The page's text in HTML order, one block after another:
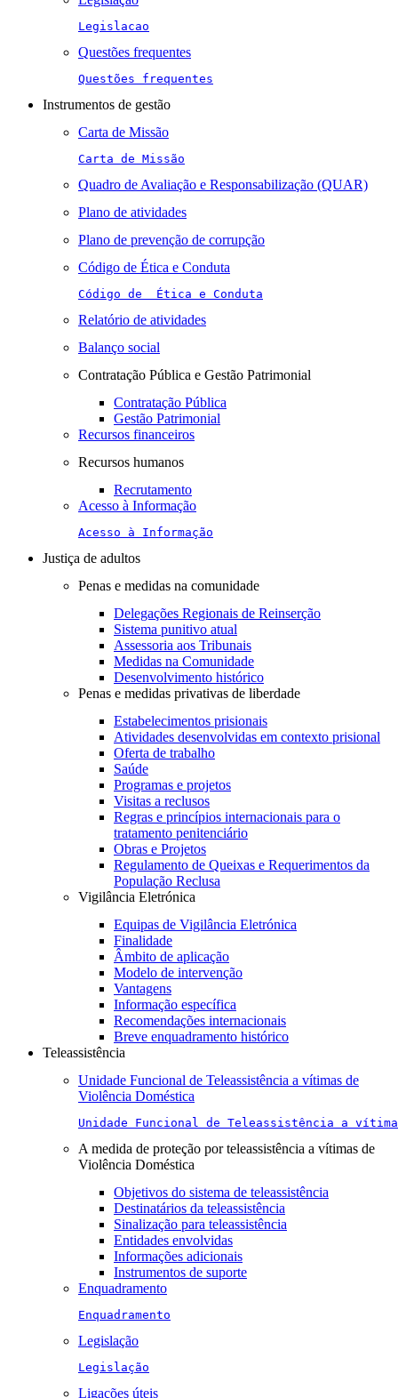
Legislacao
Questões frequentes
Questões frequentes
Instrumentos de gestão
Carta de Missão
Carta de Missão
Quadro de Avaliação e Responsabilização (QUAR)
Plano de atividades
Plano de prevenção de corrupção
Código de Ética e Conduta
Código de  Ética e Conduta
Relatório de atividades
Balanço social
Contratação Pública e Gestão Patrimonial
Contratação Pública
Gestão Patrimonial
Recursos financeiros
Recursos humanos
Recrutamento
Acesso à Informação
Acesso à Informação
Justiça de adultos
Penas e medidas na comunidade
Delegações Regionais de Reinserção
Sistema punitivo atual
Assessoria aos Tribunais
Medidas na Comunidade
Desenvolvimento histórico
Penas e medidas privativas de liberdade
Estabelecimentos prisionais
Atividades desenvolvidas em contexto prisional
Oferta de trabalho
Saúde
Programas e projetos
Visitas a reclusos
Regras e princípios internacionais para o
tratamento penitenciário
Obras e Projetos
Regulamento de Queixas e Requerimentos da
População Reclusa
Vigilância Eletrónica
Equipas de Vigilância Eletrónica
Finalidade
Âmbito de aplicação
Modelo de intervenção
Vantagens
Informação específica
Recomendações internacionais
Breve enquadramento histórico
Teleassistência
Unidade Funcional de Teleassistência a vítimas de
Violência Doméstica
Unidade Funcional de Teleassistência a
A medida de proteção por teleassistência a vítimas de
Violência Doméstica
Objetivos do sistema de teleassistência
Destinatários da teleassistência
Sinalização para teleassistência
Entidades envolvidas
Informações adicionais
Instrumentos de suporte
Enquadramento
Enquadramento
Legislação
Legislação
Ligações úteis